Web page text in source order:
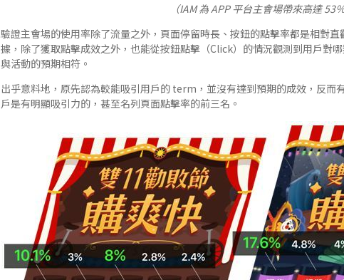
（IAM為 APP 平台主會場帶來高達 53％
驗證主會場的使用率除了流量之外，頁面停留時長、按鈕的點擊率都是相對
據，除了獲取點擊成效之外，也能從按鈕點擊（Click）的情況觀測到用戶對
與活動的預期相符。
出乎意料地，原先認為較能吸引用戶的 term，並沒有達到預期的成效，反而
戶是有明顯吸引力的，甚至名列頁面點擊率的前三名。